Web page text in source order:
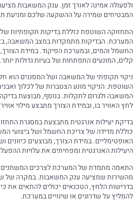
ולפעולה אמינה לאורך זמן. ענק המשאבות
המבטיחים שמירה על ההשקעה שלכם ומניעת
התחזוקה השוטפת כוללת בדיקות תקופתיות
המערכת. הבדיקות מתמקדות במצב המשאבה,
החשמל והמים, ובמערכת הפיקוד. במידת הצורך,
קלים, המונעים התפתחות של בעיות גדולות יותר.
ניקוי תקופתי של המשאבה ושל המסננים הוא
השוטפת. הניקוי מונע הצטברות של לכלוך
המשאבה ולגרום לתקלות. בנוסף, מבוצעת
לחץ האוויר בו, ובמידת הצורך מתבצע מילוי
בדיקת יעילות אנרגטית מתבצעת במסגרת
כוללת מדידה של צריכת החשמל ושל ביצועי
האופטימליים. במידת הצורך, מבוצעים כיוונים
היעילות האנרגטית ומפחיתים את עלויות
התאמה מתמדת של המערכת לצרכים
מהשירות שמציעה ענק המשאבות. במקרה של
בדרישות הלחץ, הטכנאים יכולים להתאים את
להמליץ על שדרוגים או שינויים במערכת.